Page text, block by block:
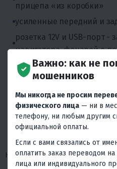
прицепа «из коробки»
усиленные передний и
розетка 12V и USB-порт -
навигатора, фонарей в
линзованная LED-
фонари сзади
LCD-дисплей с хорошей
эргономичное
пассажира и ручками
Ничего из этого не надо
Важно: как не
мошенников
Мы никогда не просим
физического лица — ни в
телефону, ни любым другим
официальной оплаты.
Если с вами связались от
оплатить заказ переводом
лица или индивидуального